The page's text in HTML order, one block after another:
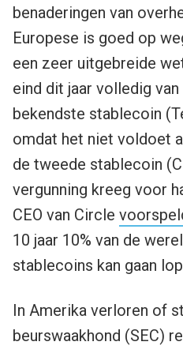
benaderingen van
Europese is goed op
een zeer uitgebreide
eind dit jaar volledig
bekendste stablecoin
omdat het niet voldoet
de tweede stablecoin
vergunning kreeg voor
CEO van Circle
10 jaar 10% van de
stablecoins kan gaan
In Amerika verloren of
beurswaakhond (SEC)